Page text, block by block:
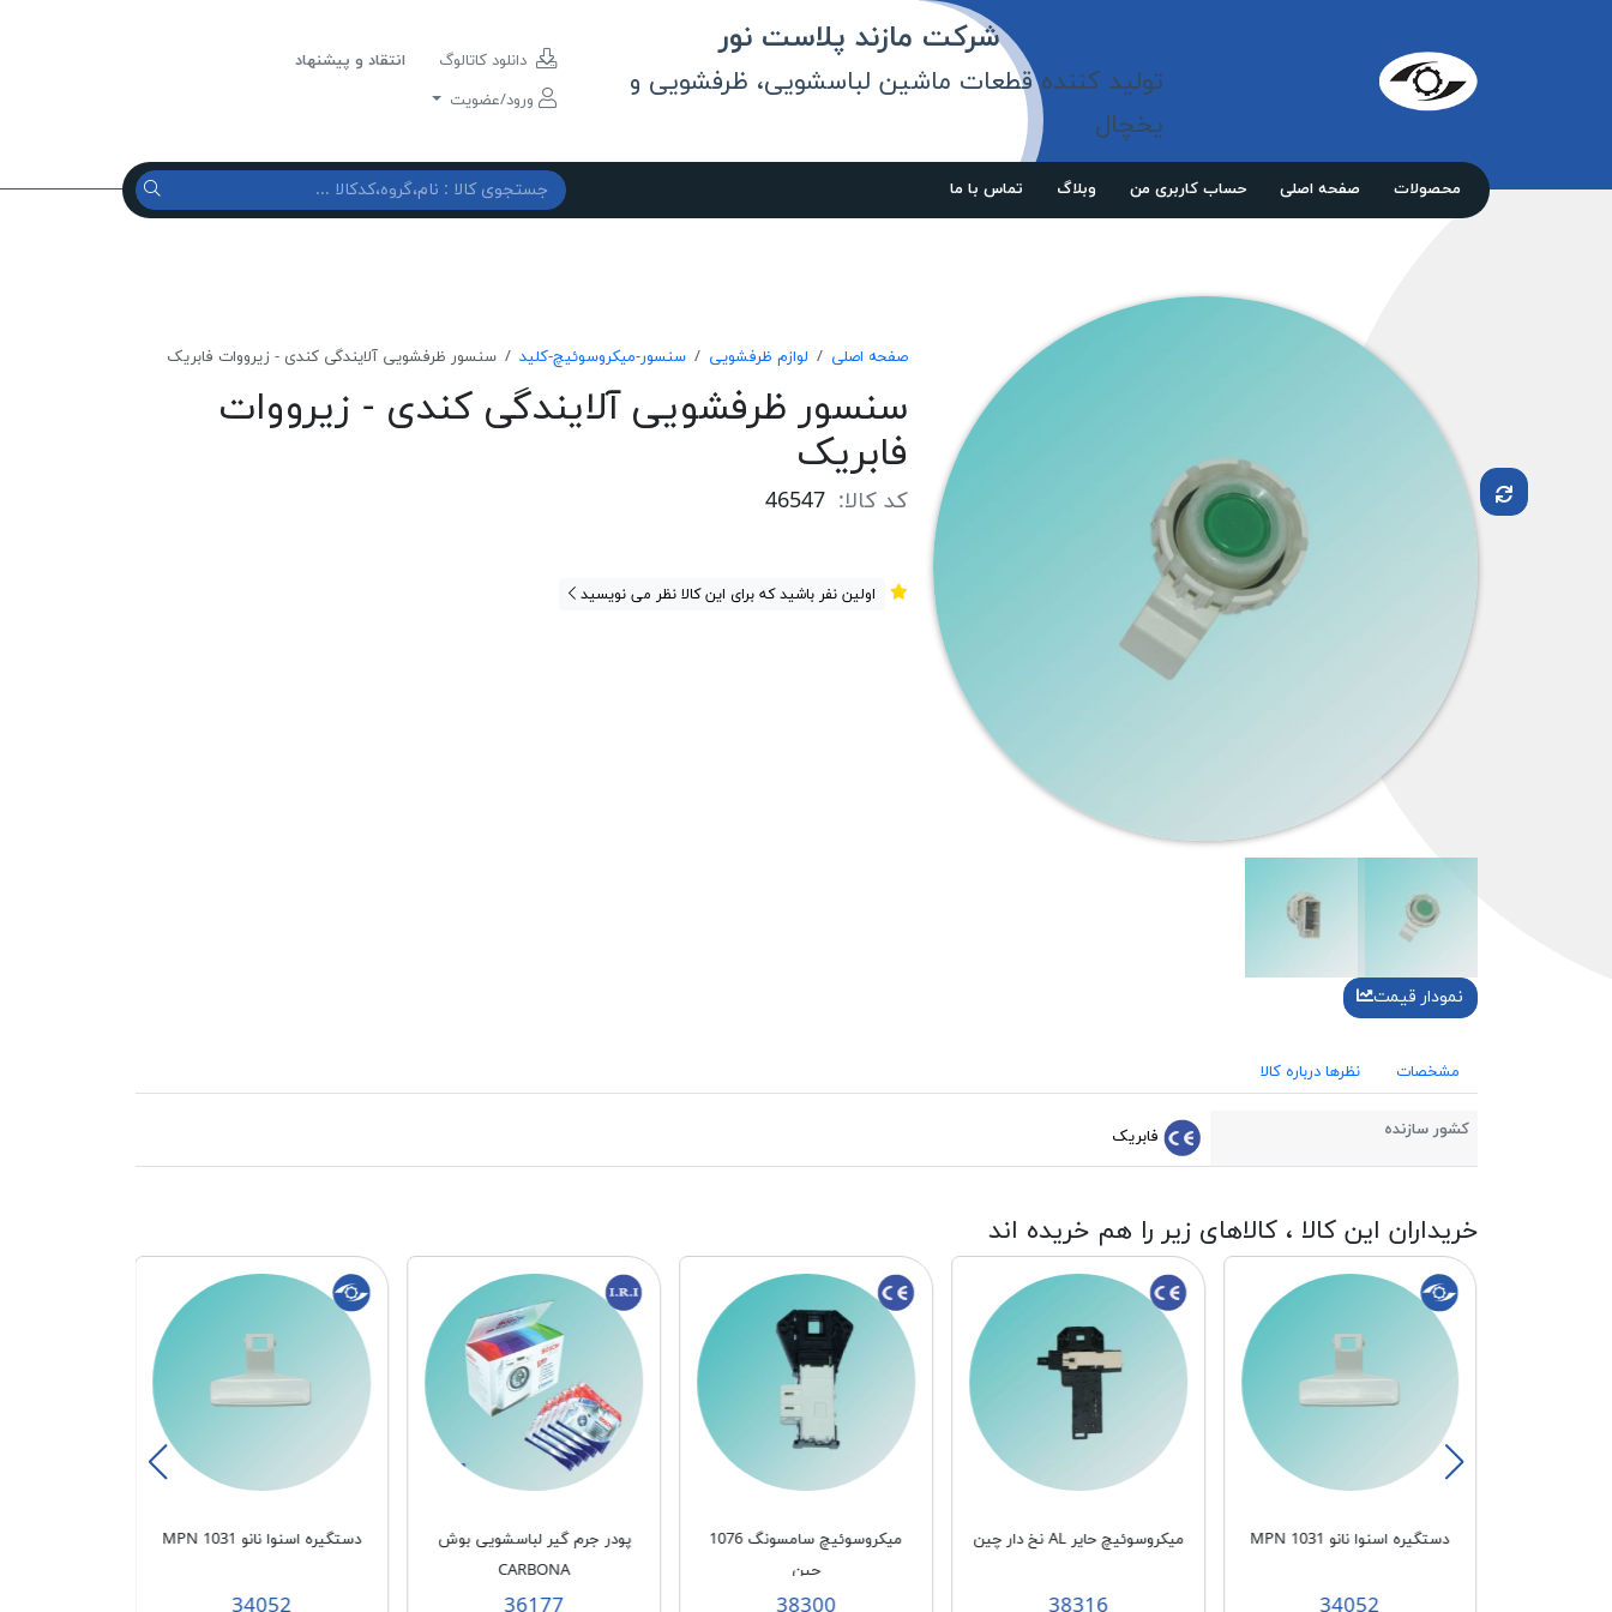
پلاست
شرکت مازند پلاست نور
تولید کننده قطعات ماشین لباسشویی، ظرفشویی و
یخچال
دانلود کاتالوگ
انتقاد و پیشنهاد
ورود/عضویت
محصولات صفحه اصلی حساب کاربری من وبلاگ تماس با ما
نمودار قیمت
صفحه اصلی لوازم ظرفشویی سنسور-میکروسوئیچ-کلید سنسور ظرفشویی آلایندگی کندی - زیرووات فابریک
سنسور ظرفشویی آلایندگی کندی - زیرووات
فابریک
کد کالا: 46547
اولین نفر باشید که برای این کالا نظر می نویسید
مشخصات نظرها درباره کالا
کشور سازنده فابریک
خریداران این کالا ، کالاهای زیر را هم خریده اند
دستگیره اسنوا نانو MPN 1031 میکروسوئیچ حایر AL نخ دار چین
میکروسوئیچ سامسونگ 1076
چین
پودر جرم گیر لباسشویی بوش
CARBONA
دستگیره اسنوا نانو MPN 1031